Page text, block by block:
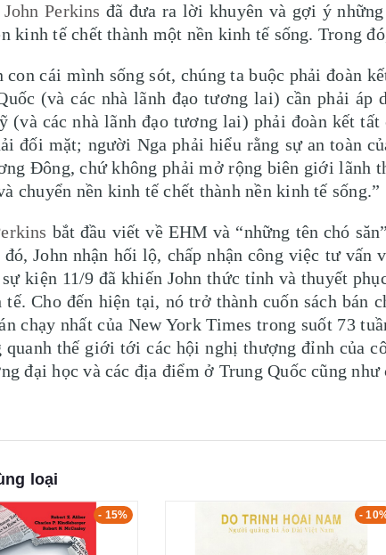
John Perkinsđã đưa ra lời khuyên và gợi ý
kinh tế chết thành một nền kinh tế sống. Trong
con cái mình sống sót, chúng ta buộc phải đoàn
(và các nhà lãnh đạo tương lai) cần phải
(và các nhà lãnh đạo tương lai) phải đoàn kết
đối mặt; người Nga phải hiểu rằng sự an toàn
Đông, chứ không phải mở rộng biên giới lãnh
chuyển nền kinh tế chết thành nền kinh tế sống.”
bắt đầu viết về EHM và “những tên chó
đó, John nhận hối lộ, chấp nhận công việc tư
kiện 11/9 đã khiến John thức tỉnh và thuyết
tế. Cho đến hiện tại, nó trở thành cuốn sách
chạy nhất của New York Times trong suốt 73
quanh thế giới tới các hội nghị thượng đỉnh của
đại học và các địa điểm ở Trung Quốc cũng như
loại
- 15% -